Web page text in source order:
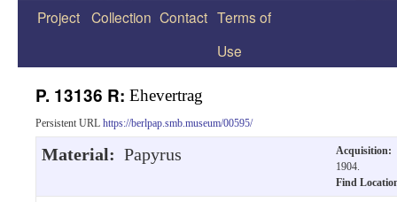
Zum
Project Collection Contact Terms of
Use
P. 13136 R: Ehevertrag
Persistent URL https://berlpap.smb.museum/00595/
Material: Papyrus
Acquisition:
1904.
Find